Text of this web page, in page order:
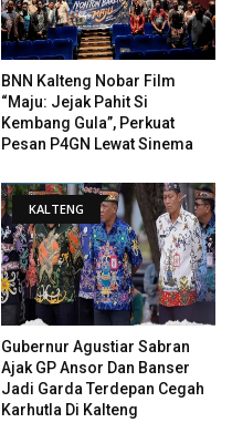
BNN Kalteng Nobar Film
“Maju: Jejak Pahit Si
Kembang Gula”, Perkuat
Pesan P4GN Lewat Sinema
KALTENG
Gubernur Agustiar Sabran
Ajak GP Ansor Dan Banser
Jadi Garda Terdepan Cegah
Karhutla Di Kalteng